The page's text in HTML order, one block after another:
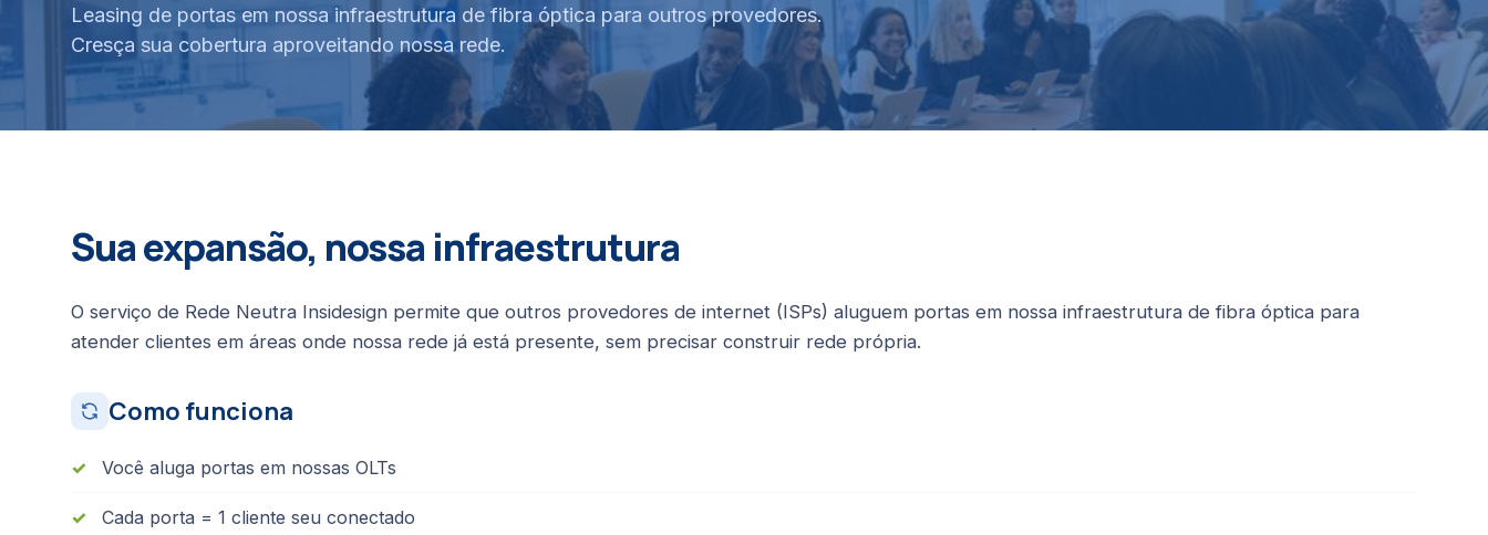
Leasing de portas em nossa infraestrutura de fibra óptica para outros provedores.
Cresça sua cobertura aproveitando nossa rede.
Sua expansão, nossa infraestrutura
O serviço de Rede Neutra Insidesign permite que outros provedores de internet (ISPs) aluguem portas em nossa infraestrutura de fibra óptica para
atender clientes em áreas onde nossa rede já está presente, sem precisar construir rede própria.
Como funciona
Você aluga portas em nossas OLTs
Cada porta = 1 cliente seu conectado